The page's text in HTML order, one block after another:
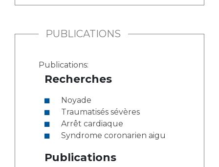
PUBLICATIONS
Publications:
Recherches
Noyade
Traumatisés sévères
Arrêt cardiaque
Syndrome coronarien aigu
Publications